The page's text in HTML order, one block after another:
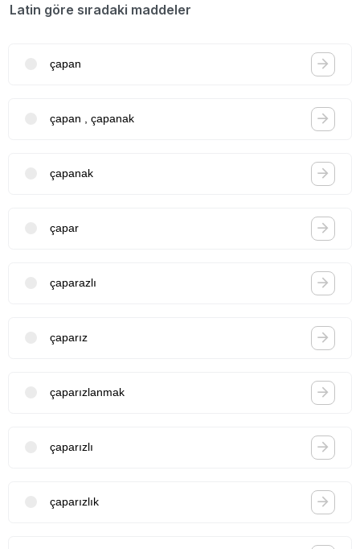
Latin göre sıradaki maddeler
çapan
çapan , çapanak
çapanak
çapar
çaparazlı
çaparız
çaparızlanmak
çaparızlı
çaparızlık